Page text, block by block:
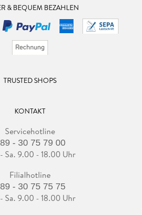
& BEQUEM BEZAHLEN
TRUSTED SHOPS
KONTAKT
Servicehotline
- 30 75 79 00
Sa. 9.00 - 18.00 Uhr
Filialhotline
- 30 75 75 75
Sa. 9.00 - 18.00 Uhr